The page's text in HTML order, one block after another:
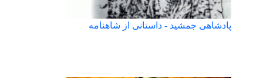
پادشاهی جمشید - داستانی از شاهنامه